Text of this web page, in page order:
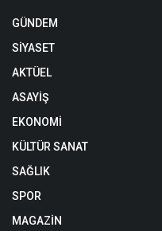
GÜNDEM
SİYASET
AKTÜEL
ASAYİŞ
EKONOMİ
KÜLTÜR SANAT
SAĞLIK
SPOR
MAGAZİN